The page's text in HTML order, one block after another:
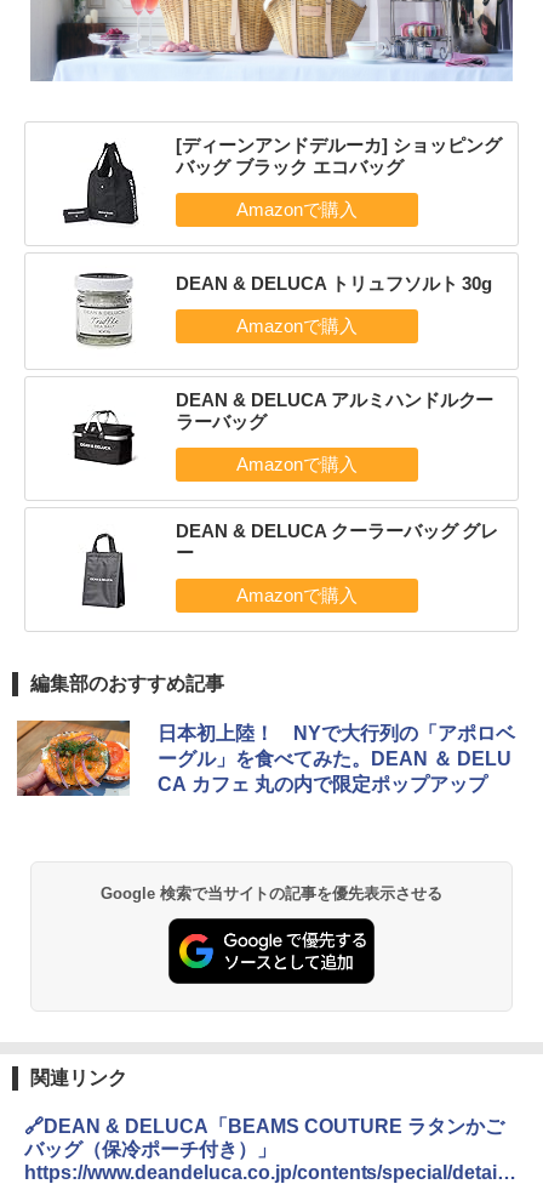
[ディーンアンドデルーカ] ショッピング
バッグ ブラック エコバッグ
DEAN & DELUCA トリュフソルト 30g
DEAN & DELUCA アルミハンドルクー
ラーバッグ
DEAN & DELUCA クーラーバッグ グレ
ー
編集部のおすすめ記事
日本初上陸！ NYで大行列の「アポロベ
ーグル」を食べてみた。DEAN ＆ DELU
CA カフェ 丸の内で限定ポップアップ
Google 検索で当サイトの記事を優先表示させる
関連リンク
🔗DEAN & DELUCA「BEAMS COUTURE ラタンかご
バッグ（保冷ポーチ付き）」
https://www.deandeluca.co.jp/contents/special/detail/